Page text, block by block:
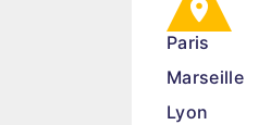
Paris
Marseille
Lyon